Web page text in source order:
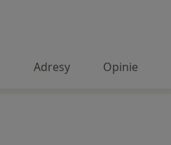
Adresy Opinie